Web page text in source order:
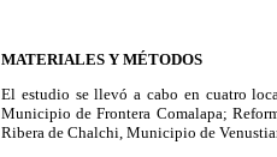
MATERIALES Y MÉTODOS
El estudio se llevó a cabo en cuatro
Municipio de Frontera Comalapa;
Ribera de Chalchi, Municipio de